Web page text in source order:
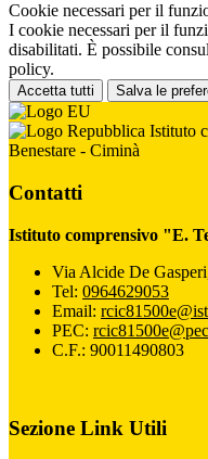
Cookie necessari per il
I cookie necessari per il
disabilitati. È possibile
policy.
Accetta tutti Salva le
Istituto
Benestare - Ciminà
Contatti
Istituto comprensivo "E.
Via Alcide De
Tel: 0964629053
Email:
PEC:
C.F.: 90011490803
Sezione Link Utili